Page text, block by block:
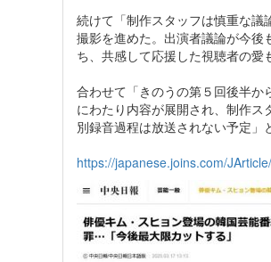
続けて「制作スタッフは慎重な議
撮影を進めた。出演者議論が今
ち、共感して応援した視聴者の愛
合わせて「きのうの第５回後半か
にわたり内容が展開され、制作
別録音過程は放送されない予定」
https://japanese.joins.com/